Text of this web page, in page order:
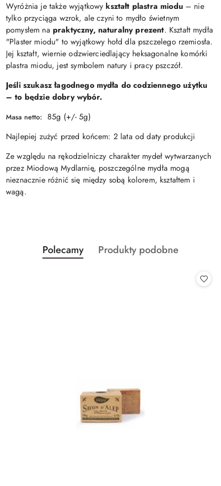
Wyróżnia je także wyjątkowy kształt plastra miodu– nie
tylko przyciąga wzrok, ale czyni to mydło świetnym
pomysłem na praktyczny, naturalny prezent. Kształt mydła
"Plaster miodu" to wyjątkowy hołd dla pszczelego rzemiosła.
Jej kształt, wiernie odzwierciedlający heksagonalne komórki
plastra miodu, jest symbolem natury i pracy pszczół.
Jeśli szukasz łagodnego mydła do codziennego użytku
– to będzie dobry wybór.
Masa netto: 85g (+/- 5g)
Najlepiej zużyć przed końcem: 2 lata od daty produkcji
Ze względu na rękodzielniczy charakter mydeł wytwarzanych
przez Miodową Mydlarnię, poszczególne mydła mogą
nieznacznie różnić się między sobą kolorem, kształtem i
wagą.
Pomiń karuzelę produktów
Produkty
o
Polecamy
Produkty
Produkty podobne